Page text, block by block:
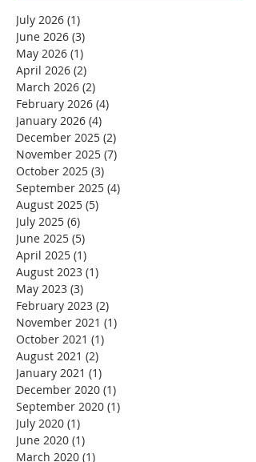
July 2026 (1)
June 2026 (3)
May 2026 (1)
April 2026 (2)
March 2026 (2)
February 2026 (4)
January 2026 (4)
December 2025 (2)
November 2025 (7)
October 2025 (3)
September 2025 (4)
August 2025 (5)
July 2025 (6)
June 2025 (5)
April 2025 (1)
August 2023 (1)
May 2023 (3)
February 2023 (2)
November 2021 (1)
October 2021 (1)
August 2021 (2)
January 2021 (1)
December 2020 (1)
September 2020 (1)
July 2020 (1)
June 2020 (1)
March 2020 (1)